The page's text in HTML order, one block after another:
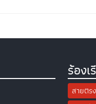
ร้อง
สายตร